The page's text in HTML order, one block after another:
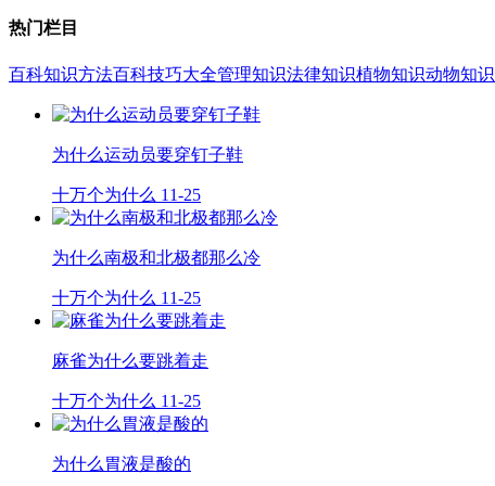
热门栏目
百科知识方法百科技巧大全管理知识法律知识植物知识动物知识
为什么运动员要穿钉子鞋
十万个为什么 11-25
为什么南极和北极都那么冷
十万个为什么 11-25
麻雀为什么要跳着走
十万个为什么 11-25
为什么胃液是酸的